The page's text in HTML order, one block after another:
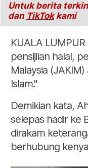
Untuk berita
dan TikTokkami
KUALA
pensijilan halal,
Malaysia
Islam."
Demikian kata,
selepas hadir ke
dirakam
berhubung